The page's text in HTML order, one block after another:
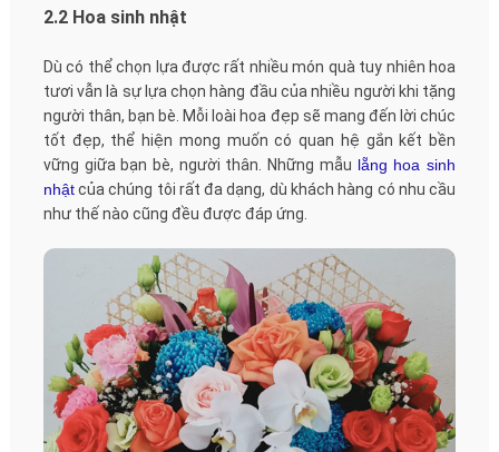
2.2 Hoa sinh nhật
Dù có thể chọn lựa được rất nhiều món quà tuy nhiên hoa
tươi vẫn là sự lựa chọn hàng đầu của nhiều người khi tặng
người thân, bạn bè. Mỗi loài hoa đẹp sẽ mang đến lời chúc
tốt đẹp, thể hiện mong muốn có quan hệ gắn kết bền
vững giữa bạn bè, người thân. Những mẫu lẵng hoa sinh
nhậtcủa chúng tôi rất đa dạng, dù khách hàng có nhu cầu
như thế nào cũng đều được đáp ứng.